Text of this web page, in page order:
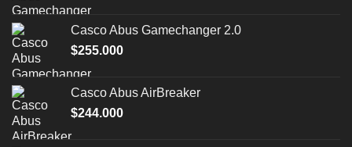
era:
es:
Casco Abus Gamechanger 2.0
$255.000
Casco Abus AirBreaker
$244.000